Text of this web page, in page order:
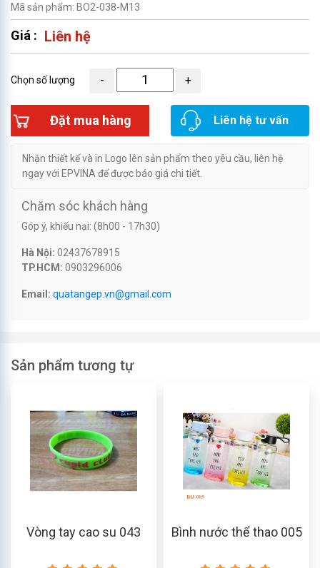
Mã sản phẩm: BO2-038-M13
Giá : Liên hệ
Chọn số lượng
Đặt mua hàng Liên hệ tư vấn
Nhận thiết kế và in Logo lên sản phẩm theo yêu cầu, liên hệ
ngay với EPVINA để được báo giá chi tiết.
Chăm sóc khách hàng
Góp ý, khiếu nại: (8h00 - 17h30)
Hà Nội: 02437678915
TP.HCM: 0903296006
Email: quatangep.vn@gmail.com
Sản phẩm tương tự
Vòng tay cao su 043 Bình nước thể thao 005